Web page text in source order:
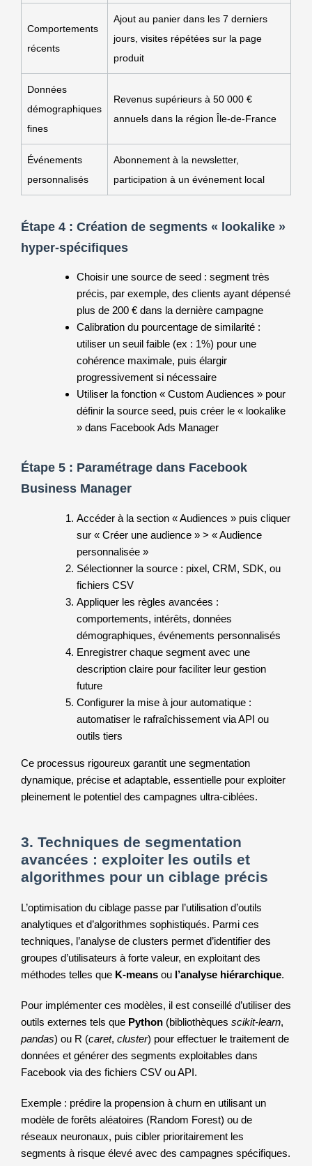
Comportements
récents
Ajout au panier dans les 7 derniers
jours, visites répétées sur la page
produit
Données
démographiques
fines
Revenus supérieurs à 50 000 €
annuels dans la région Île-de-France
Événements
personnalisés
Abonnement à la newsletter,
participation à un événement local
Étape 4 : Création de segments « lookalike »
hyper-spécifiques
Choisir une source de seed : segment très
précis, par exemple, des clients ayant dépensé
plus de 200 € dans la dernière campagne
Calibration du pourcentage de similarité :
utiliser un seuil faible (ex : 1%) pour une
cohérence maximale, puis élargir
progressivement si nécessaire
Utiliser la fonction « Custom Audiences » pour
définir la source seed, puis créer le « lookalike
» dans Facebook Ads Manager
Étape 5 : Paramétrage dans Facebook
Business Manager
Accéder à la section « Audiences » puis cliquer
sur « Créer une audience » > « Audience
personnalisée »
Sélectionner la source : pixel, CRM, SDK, ou
fichiers CSV
Appliquer les règles avancées :
comportements, intérêts, données
démographiques, événements personnalisés
Enregistrer chaque segment avec une
description claire pour faciliter leur gestion
future
Configurer la mise à jour automatique :
automatiser le rafraîchissement via API ou
outils tiers
Ce processus rigoureux garantit une segmentation
dynamique, précise et adaptable, essentielle pour exploiter
pleinement le potentiel des campagnes ultra-ciblées.
3. Techniques de segmentation
avancées : exploiter les outils et
algorithmes pour un ciblage précis
L’optimisation du ciblage passe par l’utilisation d’outils
analytiques et d’algorithmes sophistiqués. Parmi ces
techniques, l’analyse de clusters permet d’identifier des
groupes d’utilisateurs à forte valeur, en exploitant des
méthodes telles que K-means ou l’analyse hiérarchique.
Pour implémenter ces modèles, il est conseillé d’utiliser des
outils externes tels que Python (bibliothèques scikit-learn,
pandas) ou R (caret, cluster) pour effectuer le traitement de
données et générer des segments exploitables dans
Facebook via des fichiers CSV ou API.
Exemple : prédire la propension à churn en utilisant un
modèle de forêts aléatoires (Random Forest) ou de
réseaux neuronaux, puis cibler prioritairement les
segments à risque élevé avec des campagnes spécifiques.